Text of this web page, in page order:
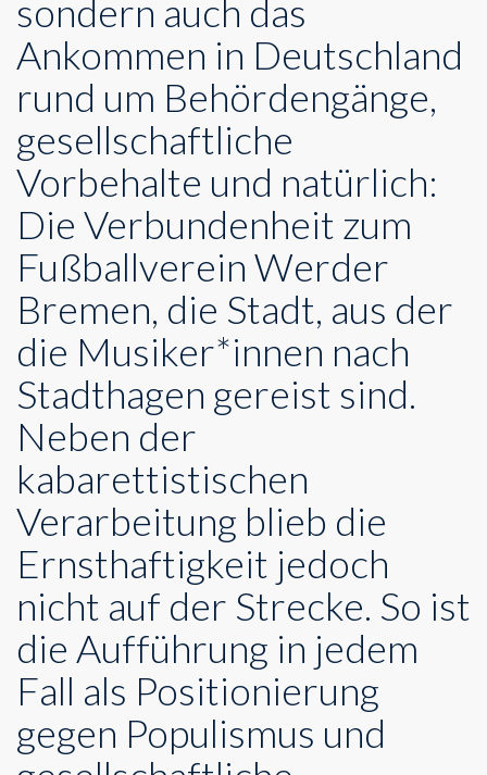
sondern auch das
Ankommen in Deutschland
rund um Behördengänge,
gesellschaftliche
Vorbehalte und natürlich:
Die Verbundenheit zum
Fußballverein Werder
Bremen, die Stadt, aus der
die Musiker*innen nach
Stadthagen gereist sind.
Neben der
kabarettistischen
Verarbeitung blieb die
Ernsthaftigkeit jedoch
nicht auf der Strecke. So ist
die Aufführung in jedem
Fall als Positionierung
gegen Populismus und